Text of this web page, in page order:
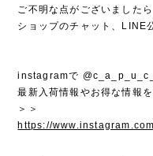
ご不明な点がございましたら
ショップのチャット、LINE
instagramで
最新入荷情報やお得な情報を
＞＞
https://